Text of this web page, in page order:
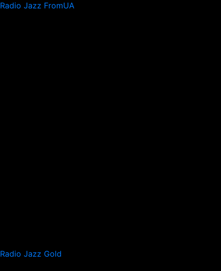
Radio Jazz FromUA
Radio Jazz Gold